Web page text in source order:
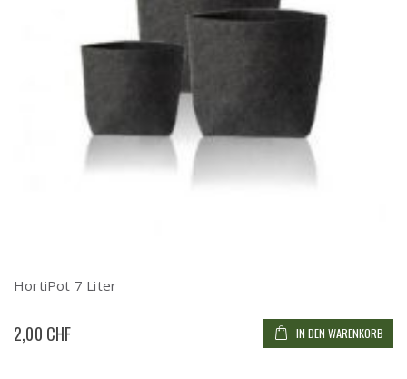
HortiPot 7 Liter
2,00 CHF IN DEN WARENKORB